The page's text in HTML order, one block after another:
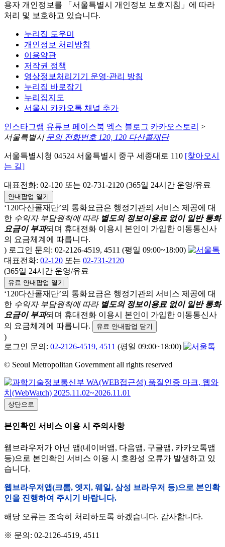
용자 개인정보를 「서울특별시 개인정보 보호지침」에 따라
처리 및 보호하고 있습니다.
누리집 도우미
개인정보 처리방침
이용약관
저작권 정책
영상정보처리기기 운영·관리 방침
누리집 바로잡기
누리집지도
서울시 카카오톡 채널 추가
인스타그램 유튜브 페이스북 엑스 블로그 카카오스토리 >
서울특별시 문의 전화번호 120, 120 다산콜재단
서울특별시청 04524 서울특별시 중구 세종대로 110 [찾아오시
는 길]
대표전화: 02-120 또는 02-731-2120 (365일 24시간 운영/유료
안내팝업 열기
‘120다산콜재단’의 통화요금은 행정기관의 서비스 제공에 대
한 수익자 부담원칙에 따라 별도의 정보이용료 없이 일반 통화
요금이 부과되며 휴대전화 이용시 본인이 가입한 이동통신사
의 요금체계에 따릅니다.
) 로그인 문의: 02-2126-4519, 4511 (평일 09:00~18:00)
대표전화: 02-120 또는 02-731-2120
(365일 24시간 운영/유료
유료 안내팝업 열기
‘120다산콜재단’의 통화요금은 행정기관의 서비스 제공에 대
한 수익자 부담원칙에 따라 별도의 정보이용료 없이 일반 통화
요금이 부과되며 휴대전화 이용시 본인이 가입한 이동통신사
의 요금체계에 따릅니다.
유료 안내팝업 닫기
)
로그인 문의: 02-2126-4519, 4511 (평일 09:00~18:00)
© Seoul Metropolitan Government all rights reserved
상단으로
본인확인 서비스 이용 시 주의사항
웹브라우저가 아닌 앱(네이버앱, 다음앱, 구글앱, 카카오톡앱
등)으로 본인확인 서비스 이용 시 호환성 오류가 발생하고 있
습니다.
웹브라우저앱(크롬, 엣지, 웨일, 삼성 브라우저 등)으로 본인확
인을 진행하여 주시기 바랍니다.
해당 오류는 조속히 처리하도록 하겠습니다. 감사합니다.
※ 문의: 02-2126-4519, 4511